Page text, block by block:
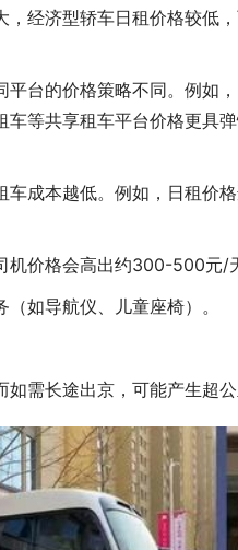
经济型轿车日租价格较低
平台的价格策略不同。例如
等共享租车平台价格更具弹
成本越低。例如，日租价
机价格会高出约300-500元/
如导航仪、儿童座椅）。
需长途出京，可能产生超公